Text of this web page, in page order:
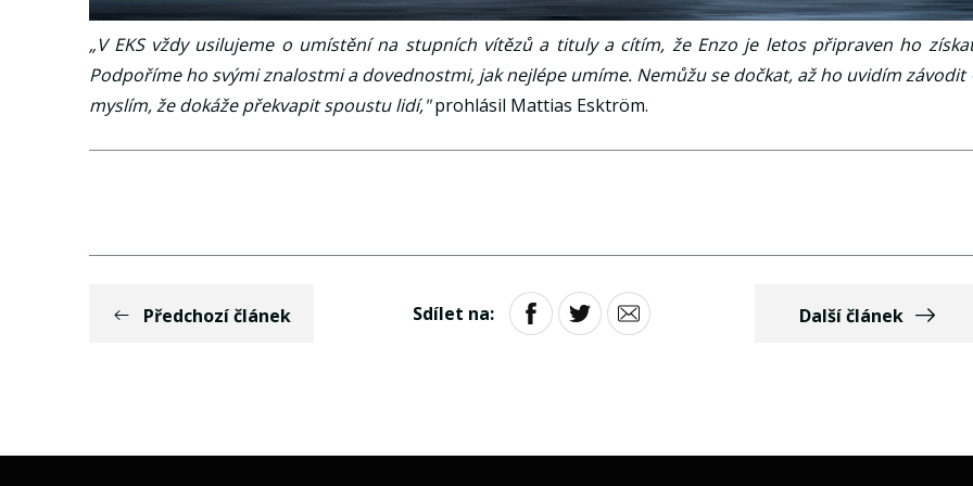
„V EKS vždy usilujeme o umístění na stupních vítězů a tituly a cítím, že Enzo je letos připraven ho
Podpoříme ho svými znalostmi a dovednostmi, jak nejlépe umíme. Nemůžu se dočkat, až ho uvidím závodit
myslím, že dokáže překvapit spoustu lidí,"prohlásil Mattias Esktröm.
Předchozí článek Sdílet na: Další článek